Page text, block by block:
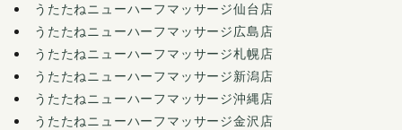
うたたねニューハーフマッサージ仙台店
うたたねニューハーフマッサージ広島店
うたたねニューハーフマッサージ札幌店
うたたねニューハーフマッサージ新潟店
うたたねニューハーフマッサージ沖縄店
うたたねニューハーフマッサージ金沢店